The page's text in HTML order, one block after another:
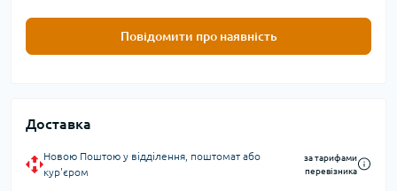
Повідомити про наявність
Доставка
Новою Поштою у відділення, поштомат або
кур'єром
за тарифами
перевізника